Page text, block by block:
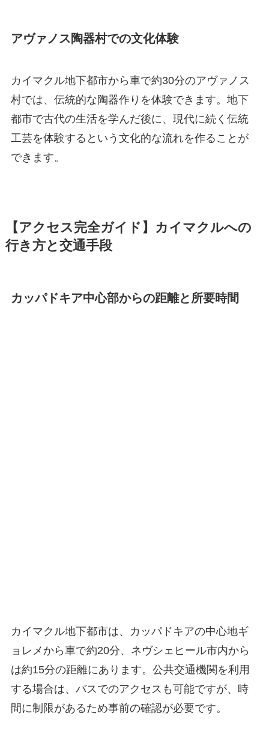
アヴァノス陶器村での文化体験
カイマクル地下都市から車で約30分のアヴァノス
村では、伝統的な陶器作りを体験できます。地下
都市で古代の生活を学んだ後に、現代に続く伝統
工芸を体験するという文化的な流れを作ることが
できます。
【アクセス完全ガイド】カイマクルへの
行き方と交通手段
カッパドキア中心部からの距離と所要時間
カイマクル地下都市は、カッパドキアの中心地ギ
ョレメから車で約20分、ネヴシェヒール市内から
は約15分の距離にあります。公共交通機関を利用
する場合は、バスでのアクセスも可能ですが、時
間に制限があるため事前の確認が必要です。